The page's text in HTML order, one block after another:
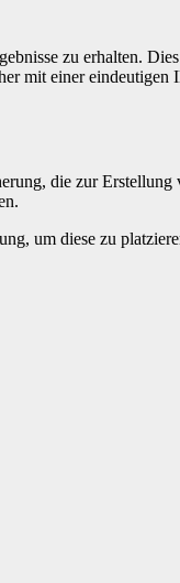
zu erhal­ten.
mit ein­er
die zur
um diese zu